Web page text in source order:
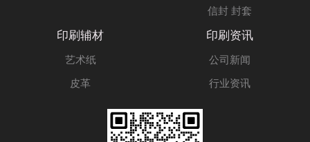
信封 封套
印刷辅材
艺术纸
皮革
印刷资讯
公司新闻
行业资讯